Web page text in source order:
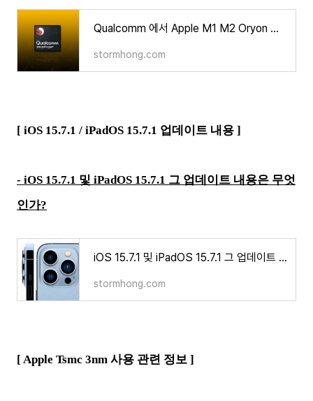
Qualcomm 에서 Apple M1 M2 Oryon 대적하는 Nuvia 기반 커스텀 CPU 가 나타났다고?
stormhong.com
[ iOS 15.7.1 / iPadOS 15.7.1 업데이트 내용 ]
- iOS 15.7.1 및 iPadOS 15.7.1 그 업데이트 내용은 무엇
인가?
iOS 15.7.1 및 iPadOS 15.7.1 그 업데이트 내용은 무엇인가?
stormhong.com
[ Apple Tsmc 3nm 사용 관련 정보 ]